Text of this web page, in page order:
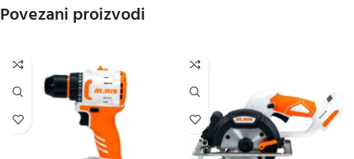
Povezani proizvodi